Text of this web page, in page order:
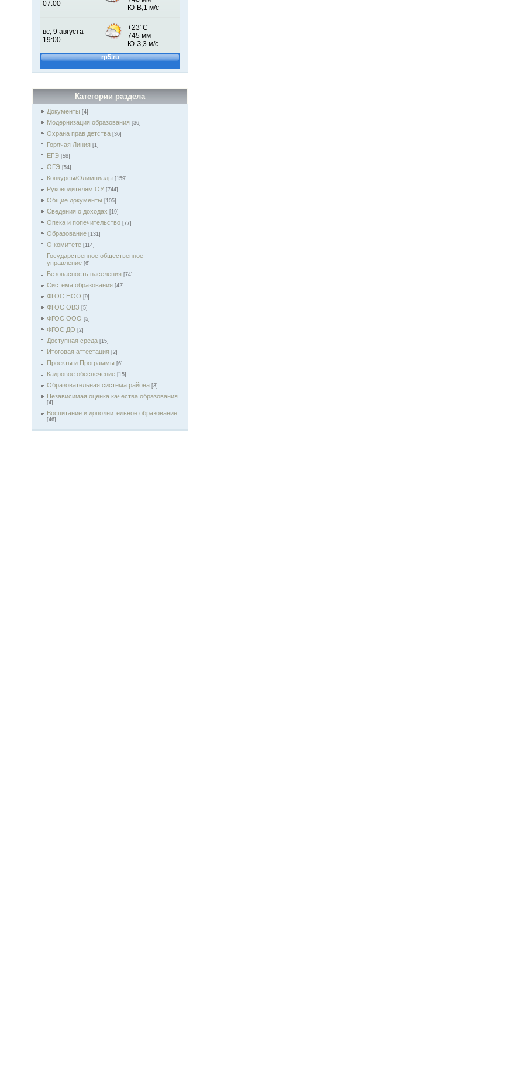
Категории раздела
Документы [4]
Модернизация образования [36]
Охрана прав детства [36]
Горячая Линия [1]
ЕГЭ [58]
ОГЭ [54]
Конкурсы/Олимпиады [159]
Руководителям ОУ [744]
Общие документы [105]
Сведения о доходах [19]
Опека и попечительство [77]
Образование [131]
О комитете [114]
Государственное общественное
управление [6]
Безопасность населения [74]
Система образования [42]
ФГОС НОО [9]
ФГОС ОВЗ [5]
ФГОС ООО [5]
ФГОС ДО [2]
Доступная среда [15]
Итоговая аттестация [2]
Проекты и Программы [6]
Кадровое обеспечение [15]
Образовательная система района [3]
Независимая оценка качества образования
[4]
Воспитание и дополнительное образование
[46]